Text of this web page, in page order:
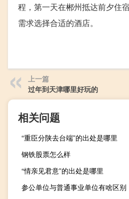
程，第一天在郴州抵达前夕住
需求选择合适的酒店。
上一篇
过年到天津哪里好玩的
相关问题
“重臣分陕去台端”的出处是哪里
钢铁股票怎么样
“情亲见君意”的出处是哪里
参公单位与普通事业单位有啥区别